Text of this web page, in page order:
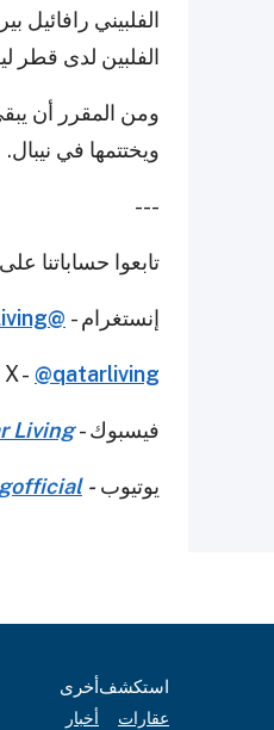
الفلبيني رافائيل
الفلبين لدى قطر
ومن المقرر أن
ويختتمها في نيبال.
---
تابعوا حساباتنا
إنستغرام - @qatarliving
X - @qatarliving
فيسبوك -Living
يوتيوب -
استكشف
عقارات
أخرى
أخبار